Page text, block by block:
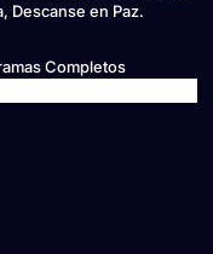
Descanse en Paz.
Completos